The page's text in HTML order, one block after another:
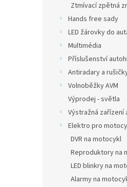
Ztmívací zpětná
Hands free sady
LED žárovky do
Multimédia
Příslušenství
Antiradary a
Volnoběžky AVM
Výprodej - světla
Výstražná zařízení
Elektro pro
DVR na motocykl
Reproduktory na
LED blinkry na
Alarmy na